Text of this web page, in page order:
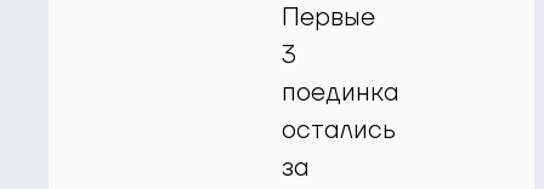
Первые
3
поединка
остались
за